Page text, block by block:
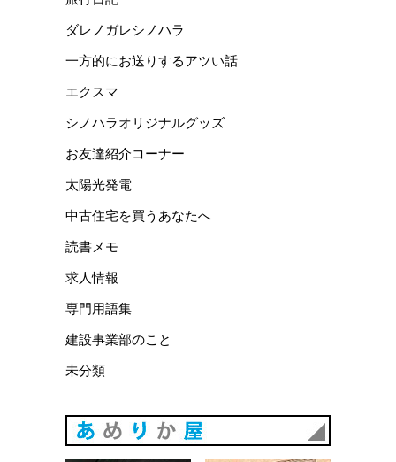
ダレノガレシノハラ
一方的にお送りするアツい話
エクスマ
シノハラオリジナルグッズ
お友達紹介コーナー
太陽光発電
中古住宅を買うあなたへ
読書メモ
求人情報
専門用語集
建設事業部のこと
未分類